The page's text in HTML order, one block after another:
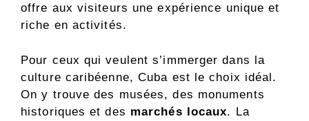
offre aux visiteurs une expérience unique et
riche en activités.
Pour ceux qui veulent s’immerger dans la
culture caribéenne, Cuba est le choix idéal.
On y trouve des musées, des monuments
historiques et des marchés locaux. La